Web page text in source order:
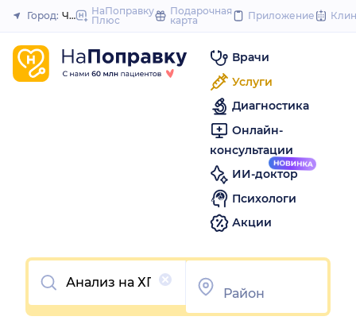
to
Закрыть
Город: ЧелябинскНаПоправку
Плюс
Подарочная
карта
Приложение
Врачи
Услуги
Диагностика
Онлайн-
консультации
ИИ-доктор
Психологи
Акции
Очистить